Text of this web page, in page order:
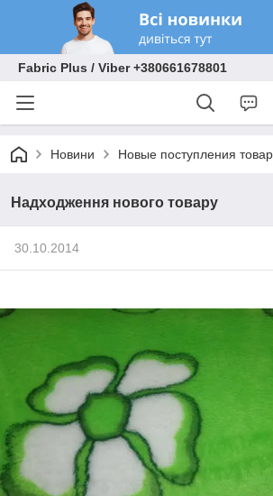
Fabric Plus / Viber +380661678801
Новини Новые поступления
Надходження нового товару
30.10.2014